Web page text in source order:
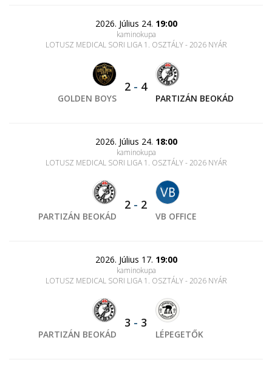
2026. Július 24. 19:00
kaminokupa
LOTUSZ MEDICAL SORI LIGA 1. OSZTÁLY - 2026 NYÁR
GOLDEN BOYS
2 - 4
PARTIZÁN BEOKÁD
2026. Július 24. 18:00
kaminokupa
LOTUSZ MEDICAL SORI LIGA 1. OSZTÁLY - 2026 NYÁR
PARTIZÁN BEOKÁD
2 - 2
VB OFFICE
2026. Július 17. 19:00
kaminokupa
LOTUSZ MEDICAL SORI LIGA 1. OSZTÁLY - 2026 NYÁR
PARTIZÁN BEOKÁD
3 - 3
LÉPEGETŐK